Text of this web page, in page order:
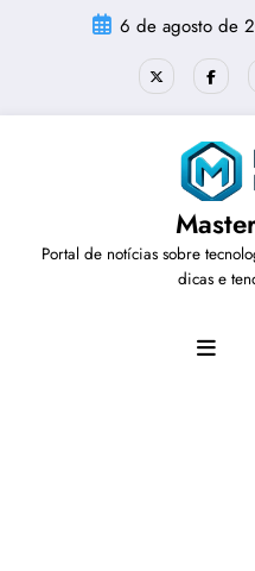
6 de agosto de
Portal de notícias sobre
dicas e